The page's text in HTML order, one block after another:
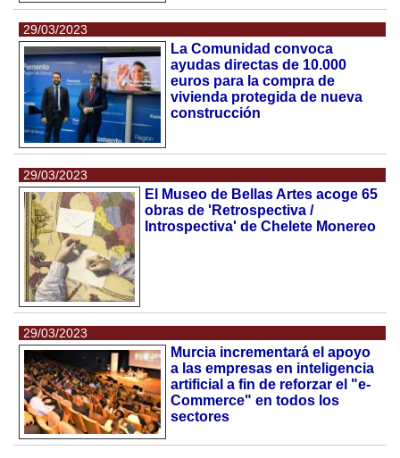
29/03/2023
La Comunidad convoca
ayudas directas de 10.000
euros para la compra de
vivienda protegida de nueva
construcción
29/03/2023
El Museo de Bellas Artes acoge 65
obras de 'Retrospectiva /
Introspectiva' de Chelete Monereo
29/03/2023
Murcia incrementará el apoyo
a las empresas en inteligencia
artificial a fin de reforzar el "e-
Commerce" en todos los
sectores